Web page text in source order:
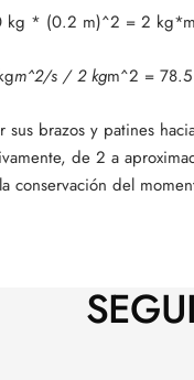
* (0.2 m)^2 = 2
m^2/s / 2 kgm^2 =
sus brazos y patines
de 2 a
conservación del